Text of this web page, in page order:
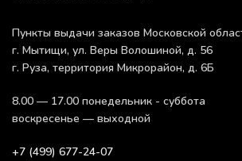
Пункты выдачи заказов Московской
г. Мытищи, ул. Веры Волошиной, д. 56
г. Руза, территория Микрорайон, д. 6Б
8.00 — 17.00 понедельник - суббота
воскресенье — выходной
+7 (499) 677-24-07